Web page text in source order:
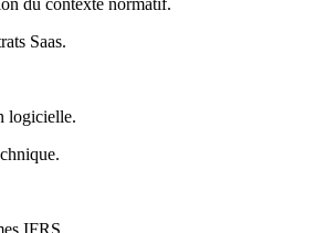
Saas.
IFRS.